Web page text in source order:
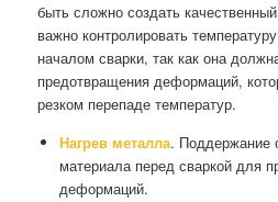
быть сложно создать
важно контролировать
началом сварки, так как она
предотвращения деформаций,
резком перепаде температур.
Нагрев металла. Поддержание
материала перед сваркой для
деформаций.